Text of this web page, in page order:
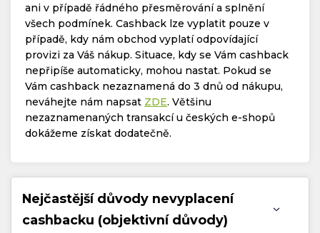
ani v případě řádného přesměrování a splnění
všech podmínek. Cashback lze vyplatit pouze v
případě, kdy nám obchod vyplatí odpovídající
provizi za Váš nákup. Situace, kdy se Vám cashback
nepřipíše automaticky, mohou nastat. Pokud se
Vám cashback nezaznamená do 3 dnů od nákupu,
neváhejte nám napsat ZDE. Většinu
nezaznamenaných transakcí u českých e-shopů
dokážeme získat dodatečně.
Nejčastější důvody nevyplacení
cashbacku (objektivní důvody)